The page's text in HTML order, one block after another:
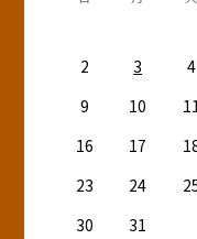
2
3 4
9
10
16
17
23
24
30
31